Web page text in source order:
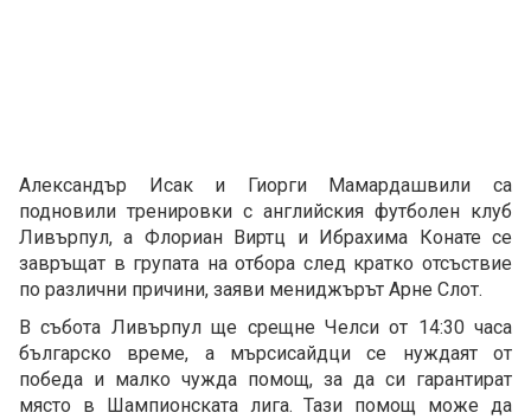
Александър Исак и Гиорги Мамардашвили са
подновили тренировки с английския футболен клуб
Ливърпул, а Флориан Виртц и Ибрахима Конате се
завръщат в групата на отбора след кратко отсъствие
по различни причини, заяви мениджърът Арне Слот.
В събота Ливърпул ще срещне Челси от 14:30 часа
българско време, а мърсисайдци се нуждаят от
победа и малко чужда помощ, за да си гарантират
място в Шампионската лига. Тази помощ може да